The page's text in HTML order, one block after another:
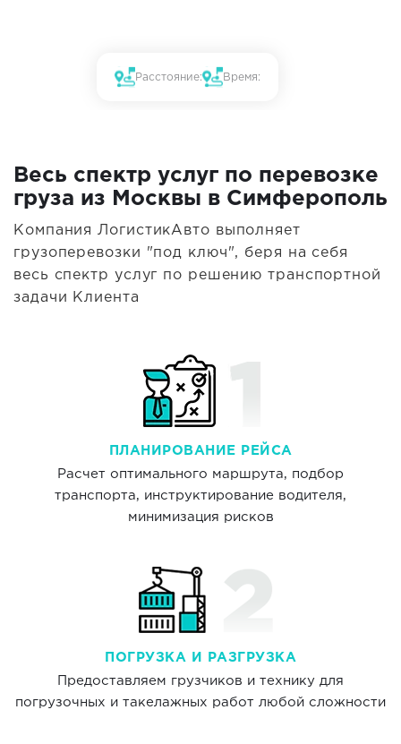
Расстояние: Время:
Весь спектр услуг по перевозке
груза из Москвы в Симферополь
Компания ЛогистикАвто выполняет
грузоперевозки "под ключ", беря на себя
весь спектр услуг по решению транспортной
задачи Клиента
ПЛАНИРОВАНИЕ РЕЙСА
Расчет оптимального маршрута, подбор
транспорта, инструктирование водителя,
минимизация рисков
ПОГРУЗКА И РАЗГРУЗКА
Предоставляем грузчиков и технику для
погрузочных и такелажных работ любой сложности